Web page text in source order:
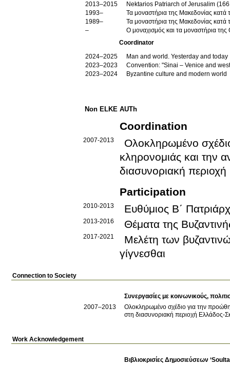
2013–2015
Nektarios Patriarch of Jerusalim
1993–
1989–
Τα μοναστήρια της Μακεδονίας κατά
–
Ο μοναχισμός και τα μοναστήρια
Coordinator
2024–2025
Man and world. Yesterday and today
2023–2023
Convention: "Sinai – Venice and
2023–2024
Byzantine culture and modern world
Non ELKE AUTh
Coordination
2007-2013
Ολοκληρωμένο
κληρονομιάς και την
διασυνοριακή
Participation
2010-2013 Ευθύμιος Β΄
2013-2016 Θέματα της
2017-2021
Μελέτη των
γίγνεσθαι
Connection to Society
Συνεργασίες με κοινωνικούς,
2007–2013
Ολοκληρωμένο σχέδιο για την
στη διασυνοριακή περιοχή Ελλάδος-
Work Acknowledgement
Βιβλιοκρισίες Δημοσιεύσεων